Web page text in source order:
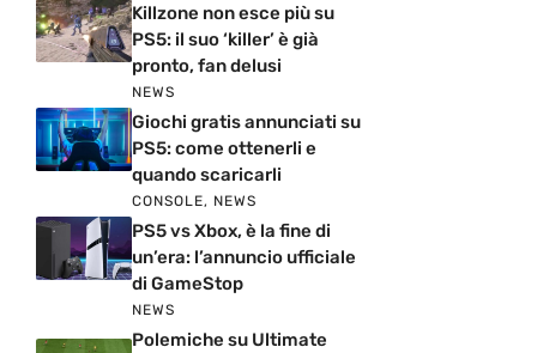
Killzone non esce più su
PS5: il suo ‘killer’ è già
pronto, fan delusi
NEWS
Giochi gratis annunciati su
PS5: come ottenerli e
quando scaricarli
CONSOLE, NEWS
PS5 vs Xbox, è la fine di
un’era: l’annuncio ufficiale
di GameStop
NEWS
Polemiche su Ultimate